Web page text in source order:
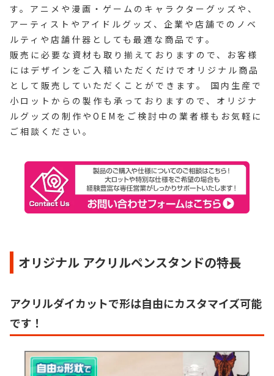
す。アニメや漫画・ゲームのキャラクターグッズや、
アーティストやアイドルグッズ、企業や店舗でのノベ
ルティや店舗什器としても最適な商品です。
販売に必要な資材も取り揃えておりますので、お客様
にはデザインをご入稿いただくだけでオリジナル商品
として販売していただくことができます。 国内生産で
小ロットからの製作も承っておりますので、オリジナ
ルグッズの制作やOEMをご検討中の業者様もお気軽に
ご相談ください。
オリジナル アクリルペンスタンドの特長
アクリルダイカットで形は自由にカスタマイズ可能
です！